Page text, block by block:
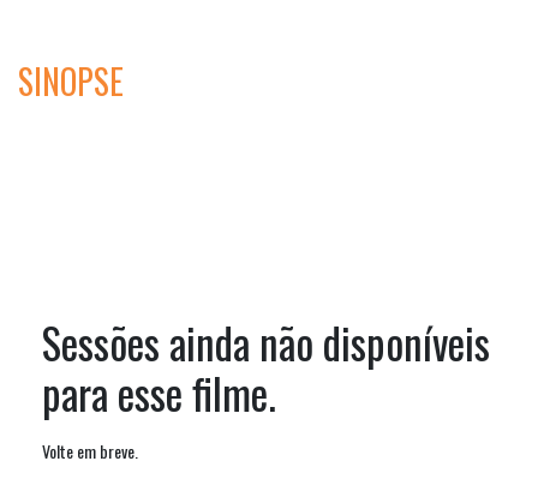
SINOPSE
Sessões ainda não disponíveis
para esse filme.
Volte em breve.